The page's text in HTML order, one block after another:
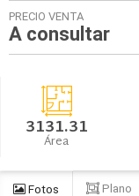
PRECIO VENTA
A consultar
3131.31
Área
Fotos Plano